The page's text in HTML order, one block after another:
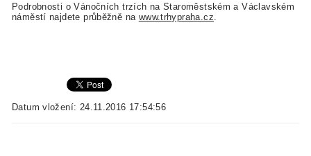
Podrobnosti o Vánočních trzích na Staroměstském a Václavském
náměstí najdete průběžně na www.trhypraha.cz
Datum vložení: 24.11.2016 17:54:56